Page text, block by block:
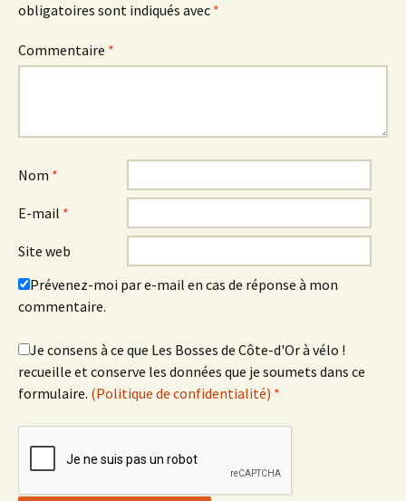
obligatoires sont indiqués avec *
Commentaire *
Nom *
E-mail *
Site web
Prévenez-moi par e-mail en cas de réponse à mon
commentaire.
Je consens à ce que Les Bosses de Côte-d'Or à vélo !
recueille et conserve les données que je soumets dans ce
formulaire. (Politique de confidentialité) *